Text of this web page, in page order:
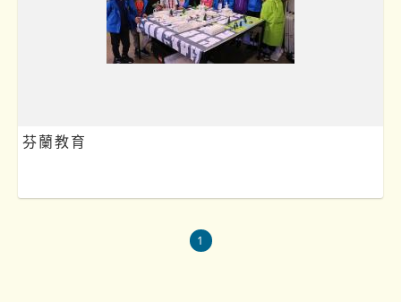
芬蘭教育
1